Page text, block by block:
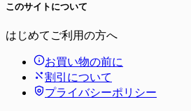
このサイトについて
はじめてご利用の方へ
お買い物の前に
割引について
プライバシーポリシー